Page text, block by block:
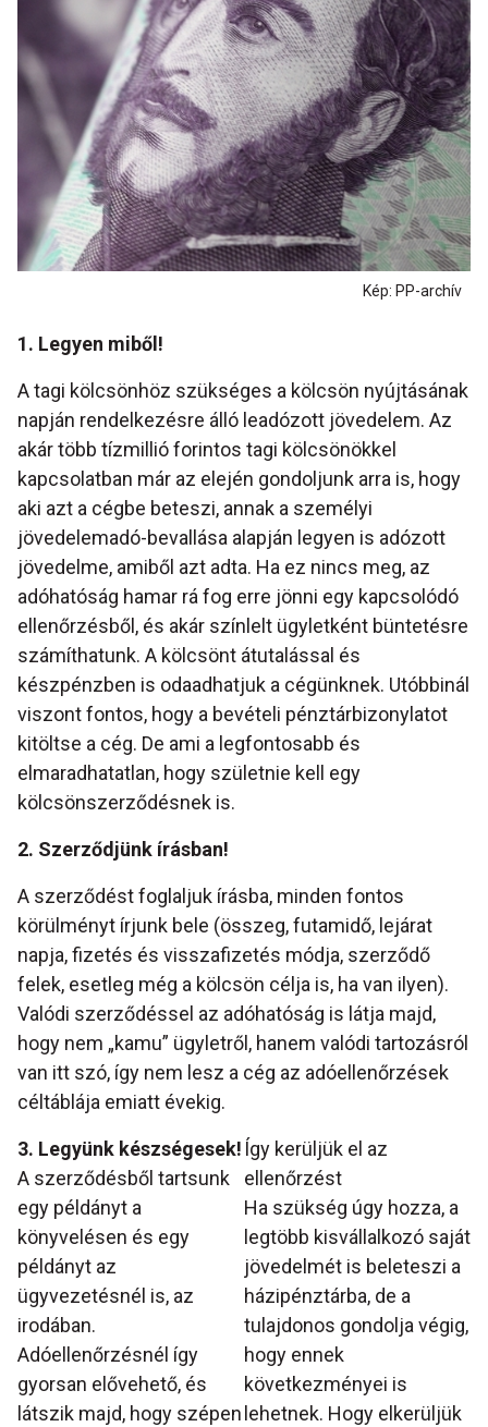
Kép: PP-archív
1. Legyen miből!
A tagi kölcsönhöz szükséges a kölcsön nyújtásának
napján rendelkezésre álló leadózott jövedelem. Az
akár több tízmillió forintos tagi kölcsönökkel
kapcsolatban már az elején gondoljunk arra is, hogy
aki azt a cégbe beteszi, annak a személyi
jövedelemadó-bevallása alapján legyen is adózott
jövedelme, amiből azt adta. Ha ez nincs meg, az
adóhatóság hamar rá fog erre jönni egy kapcsolódó
ellenőrzésből, és akár színlelt ügyletként büntetésre
számíthatunk. A kölcsönt átutalással és
készpénzben is odaadhatjuk a cégünknek. Utóbbinál
viszont fontos, hogy a bevételi pénztárbizonylatot
kitöltse a cég. De ami a legfontosabb és
elmaradhatatlan, hogy születnie kell egy
kölcsönszerződésnek is.
2. Szerződjünk írásban!
A szerződést foglaljuk írásba, minden fontos
körülményt írjunk bele (összeg, futamidő, lejárat
napja, fizetés és visszafizetés módja, szerződő
felek, esetleg még a kölcsön célja is, ha van ilyen).
Valódi szerződéssel az adóhatóság is látja majd,
hogy nem „kamu” ügyletről, hanem valódi tartozásról
van itt szó, így nem lesz a cég az adóellenőrzések
céltáblája emiatt évekig.
Így kerüljük el az
ellenőrzést
Ha szükség úgy hozza, a
legtöbb kisvállalkozó saját
jövedelmét is beleteszi a
házipénztárba, de a
tulajdonos gondolja végig,
hogy ennek
következményei is
lehetnek. Hogy elkerüljük
3. Legyünk készségesek!
A szerződésből tartsunk
egy példányt a
könyvelésen és egy
példányt az
ügyvezetésnél is, az
irodában.
Adóellenőrzésnél így
gyorsan elővehető, és
látszik majd, hogy szépen